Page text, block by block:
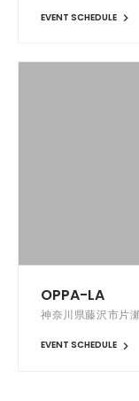
EVENT SCHEDULE
OPPA-LA
神奈川県藤沢市片
EVENT SCHEDULE